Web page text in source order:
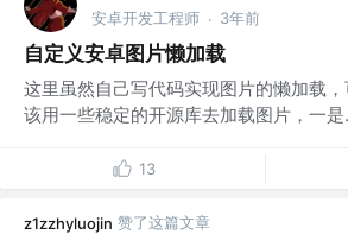
安卓开发工程师 · 3年前
自定义安卓图片懒加载
这里虽然自己写代码实现图片的懒加载
该用一些稳定的开源库去加载图片，一是
13
z1zzhyluojin 赞了这篇文章